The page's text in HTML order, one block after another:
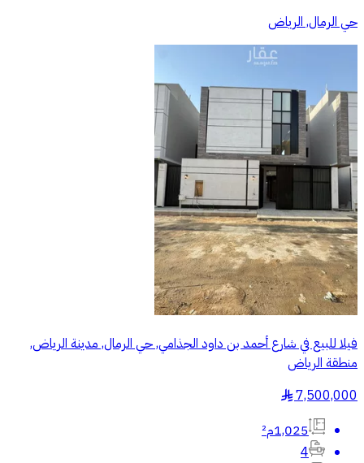
حي الرمال, الرياض
فيلا للبيع في شارع أحمد بن داود الجذامي, حي الرمال, مدينة الرياض,
منطقة الرياض
7,500,000
§
1,025م²
4